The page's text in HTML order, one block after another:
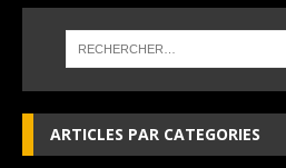
ARTICLES PAR CATEGORIES